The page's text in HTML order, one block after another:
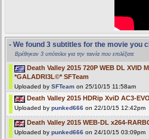
- We found 3 subtitles for the movie you
Βρέθηκαν 3 υπότιτλοι για την ταινία που επιλέξατε
Death Valley 2015 720P WEB DL XVID
*GALADRI3L©* SFTeam
Uploaded by SFTeam on 25/10/15 11:58am
Death Valley 2015 HDRip XviD AC3-
Uploaded by punked666 on 22/10/15 12:42pm
Death Valley 2015 WEB-DL x264-
Uploaded by punked666 on 24/10/15 03:09pm